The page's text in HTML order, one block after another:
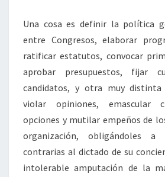
Una cosa es definir la política
entre Congresos, elaborar
ratificar estatutos, convocar
aprobar presupuestos, fijar
candidatos, y otra muy distinta
violar opiniones, emascular
opciones y mutilar empeños de
organización, obligándoles a
contrarias al dictado de su
intolerable amputación de la